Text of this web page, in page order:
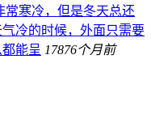
常寒冷，但是冬天总还
冷的时候，外面只需要
能呈 17876个月前